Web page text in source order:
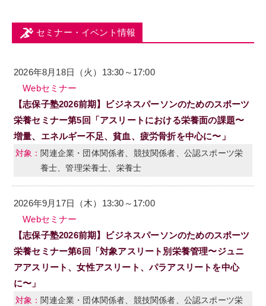
セミナー・イベント情報
2026年8月18日（火）13:30～17:00
Webセミナー
【志保子塾2026前期】ビジネスパーソンのためのスポーツ
栄養セミナー第5回「アスリートにおける栄養面の課題〜
増量、エネルギー不足、貧血、疲労骨折を中心に〜」
関連企業・団体関係者、競技関係者、公認スポーツ栄
養士、管理栄養士、栄養士
2026年9月17日（木）13:30～17:00
Webセミナー
【志保子塾2026前期】ビジネスパーソンのためのスポーツ
栄養セミナー第6回「対象アスリート別栄養管理〜ジュニ
アアスリート、女性アスリート、パラアスリートを中心
に〜」
関連企業・団体関係者、競技関係者、公認スポーツ栄